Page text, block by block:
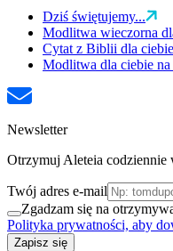
Dziś świętujemy...
Modlitwa wieczorna
Cytat z Biblii dla
Modlitwa dla ciebie na
Newsletter
Otrzymuj Aleteia codziennie
Twój adres e-mail
Zgadzam się na
Polityka prywatności, aby
Zapisz się